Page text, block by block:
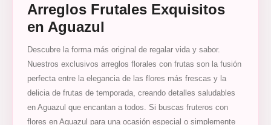
Arreglos Frutales Exquisitos
en Aguazul
Descubre la forma más original de regalar vida y sabor.
Nuestros exclusivos arreglos florales con frutas son la fusión
perfecta entre la elegancia de las flores más frescas y la
delicia de frutas de temporada, creando detalles saludables
en Aguazul que encantan a todos. Si buscas fruteros con
flores en Aguazul para una ocasión especial o simplemente